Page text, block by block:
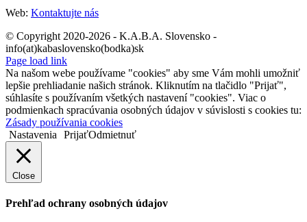
Web: Kontaktujte nás
© Copyright 2020-2026 - K.A.B.A. Slovensko -
info(at)kabaslovensko(bodka)sk
Page load link
Na našom webe používame "cookies" aby sme Vám mohli umožniť
lepšie prehliadanie našich stránok. Kliknutím na tlačidlo "Prijať",
súhlasíte s používaním všetkých nastavení "cookies". Viac o
podmienkach spracúvania osobných údajov v súvislosti s cookies tu:
Zásady používania cookies
Nastavenia
PrijaťOdmietnuť
Close
Prehľad ochrany osobných údajov